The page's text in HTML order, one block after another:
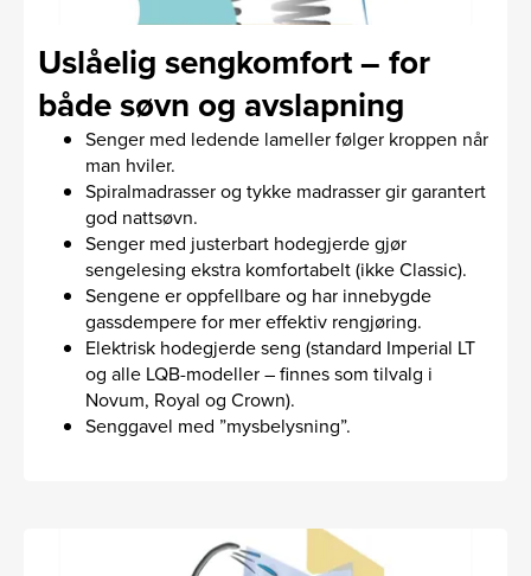
Uslåelig sengkomfort – for
både søvn og avslapning
Senger med ledende lameller følger kroppen når
man hviler.
Spiralmadrasser og tykke madrasser gir garantert
god nattsøvn.
Senger med justerbart hodegjerde gjør
sengelesing ekstra komfortabelt (ikke Classic).
Sengene er oppfellbare og har innebygde
gassdempere for mer effektiv rengjøring.
Elektrisk hodegjerde seng (standard Imperial LT
og alle LQB-modeller – finnes som tilvalg i
Novum, Royal og Crown).
Senggavel med ”mysbelysning”.